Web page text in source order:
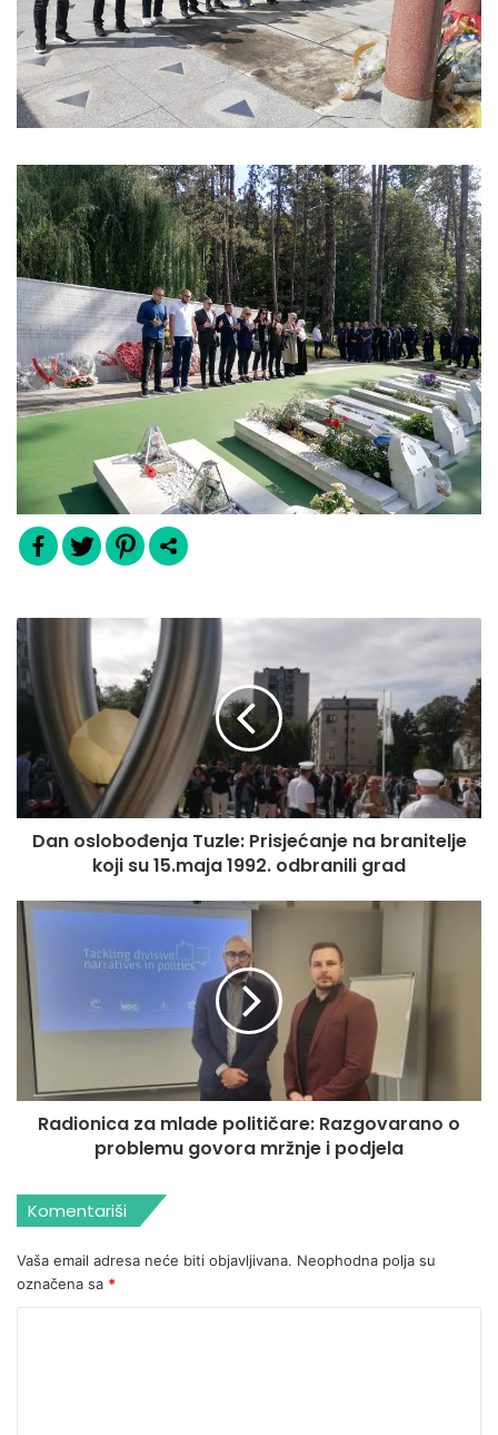
Dan oslobođenja Tuzle: Prisjećanje na branitelje
koji su 15.maja 1992. odbranili grad
Radionica za mlade političare: Razgovarano o
problemu govora mržnje i podjela
Komentariši
Vaša email adresa neće biti objavljivana. Neophodna polja su
označena sa *